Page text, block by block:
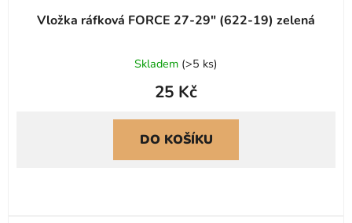
Vložka ráfková FORCE 27-29" (622-19) zelená
Skladem (>5 ks)
25 Kč
DO KOŠÍKU